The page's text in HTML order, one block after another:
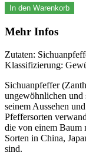
In den Warenkorb
Mehr Infos
Zutaten:
Klassifizierung:
Sichuanpfeffer
ungewöhnlichen und
seinem Aussehen
Pfeffersorten
die von einem Baum
Sorten in China,
sind.